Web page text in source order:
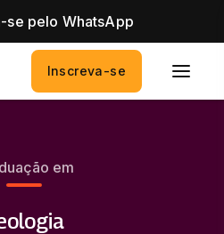
se pelo WhatsApp
Inscreva-se
em